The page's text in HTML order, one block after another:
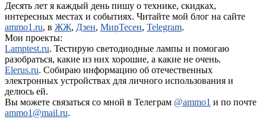
Десять лет я каждый день пишу о технике, скидках,
интересных местах и событиях. Читайте мой блог на сайте
ammo1.ru, в ЖЖ, Дзен, МирТесен, Telegram.
Мои проекты:
Lamptest.ru. Тестирую светодиодные лампы и помогаю
разобраться, какие из них хорошие, а какие не очень.
Elerus.ru. Собираю информацию об отечественных
электронных устройствах для личного использования и
делюсь ей.
Вы можете связаться со мной в Телеграм @ammo1 и по почте
ammo1@mail.ru.